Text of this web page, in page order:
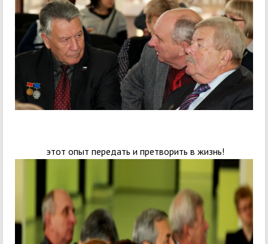
этот опыт передать и претворить в жизнь!